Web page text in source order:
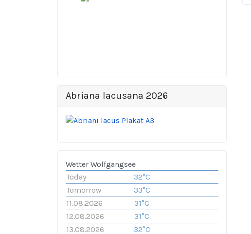
Abriana lacusana 2026
Wetter Wolfgangsee
Today
32°C
Tomorrow
33°C
11.08.2026
31°C
12.08.2026
31°C
13.08.2026
32°C